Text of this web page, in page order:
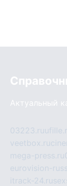
Актуальный
03223.ru
veetbox.ru
mega-press.ru
eurovision-
itrack-24.ru